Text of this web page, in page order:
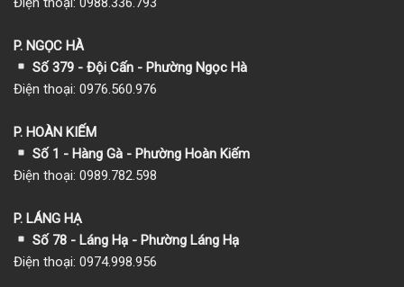
P. NGỌC HÀ
Số 379 - Đội Cấn - Phường Ngọc Hà
Điện thoại: 0976.560.976
P. HOÀN KIẾM
Số 1 - Hàng Gà - Phường Hoàn Kiếm
Điện thoại: 0989.782.598
P. LÁNG HẠ
Số 78 - Láng Hạ - Phường Láng Hạ
Điện thoại: 0974.998.956